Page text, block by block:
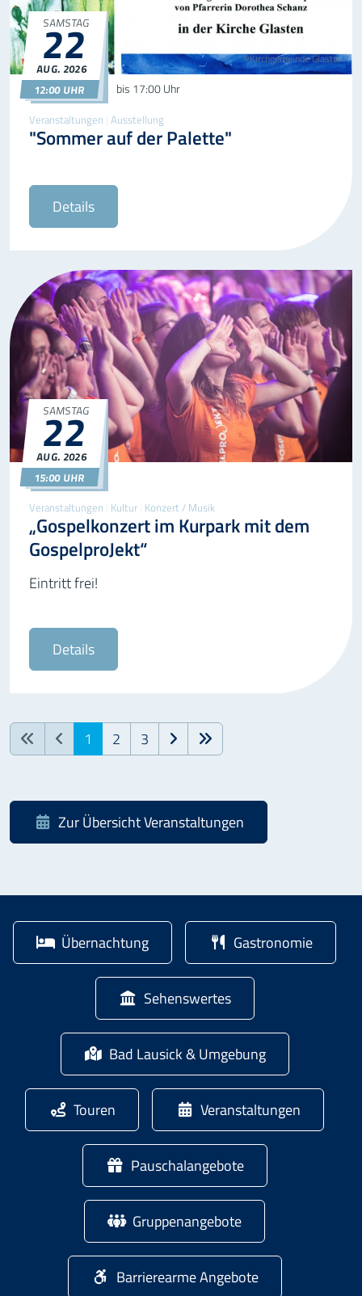
©Kirchgemeinde Glasten
Veranstaltungen Ausstellung
"Sommer auf der Palette"
SAMSTAG
22
AUG.2026
12:00 UHR
22.08.2026
12:00
bis 17:00 Uhr
Details
Veranstaltungen Kultur Konzert / Musik
„Gospelkonzert im Kurpark mit dem
GospelproJekt“
SAMSTAG
22
AUG.2026
15:00 UHR
Eintritt frei!
Details
1 2 3
Zur Übersicht Veranstaltungen
Übernachtung Gastronomie
Sehenswertes
Bad Lausick & Umgebung
Touren Veranstaltungen
Pauschalangebote
Gruppenangebote
Barrierearme Angebote